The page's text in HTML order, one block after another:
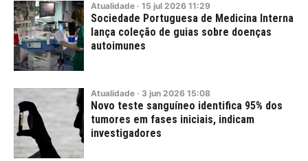
Atualidade · 15 jul 2026 11:29
Sociedade Portuguesa de Medicina Interna
lança coleção de guias sobre doenças
autoimunes
Atualidade · 3 jun 2026 15:08
Novo teste sanguíneo identifica 95% dos
tumores em fases iniciais, indicam
investigadores